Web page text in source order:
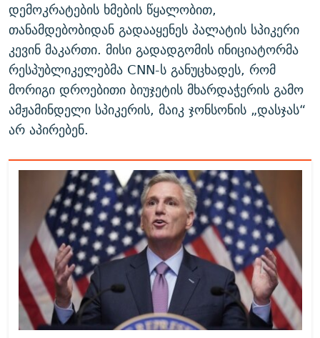
დემოკრატების ხმების წყალობით,
თანამდებობიდან გადააყენეს პალატის სპიკერი
კევინ მაკართი. მისი გადადგომის ინიციატორმა
რესპუბლიკელებმა CNN-ს განუცხადეს, რომ
მორიგი დროებითი ბიუჯეტის მხარდაჭერის გამო
ამჟამინდელი სპიკერის, მაიკ ჯონსონის „დასჯას“
არ აპირებენ.